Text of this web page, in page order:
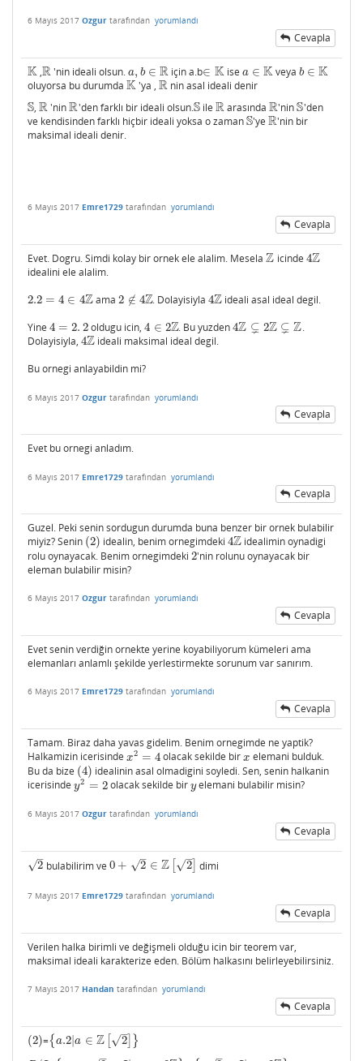
6 Mayıs 2017 Ozgur tarafından yorumlandı
Cevapla
K
K ,R
R 'nin ideali olsun.a, b ∈ R
a,b∈R için​ a.b∈ K
∈ K isea ∈ K
a∈K veyab ∈ K
b ∈K
oluyorsa bu durumda K
K 'ya ,R
R nin asal ideali denir
S
S,R
R 'ninR
R 'den farklı bir ideali olsun.S
Sile R
R arasındaR
R 'ninS
S'den
ve kendisinden farklı hiçbir ideali yoksa o zamanS
S'yeR
R 'nin bir
maksimal ideali denir.
6 Mayıs 2017 Emre1729 tarafından yorumlandı
Cevapla
Evet. Dogru. Simdi kolay bir ornek ele alalim. Mesela Z
Z icinde 4Z
4Z
idealini ele alalim.
2.2 = 4 ∈ 4Z
2.2=4∈4 Z ama2 ∉ 4Z
2 ∉4 Z . Dolayisiyla4Z
4Z ideali asal ideal degil.
Yine 4 = 2. 2
4 =2. 2 oldugu icin,4 ∈ 2Z
4 ∈2 Z . Bu yuzden4Z ⊊ 2Z ⊊ Z
4Z⊊2Z⊊Z
.
Dolayisiyla, 4Z
4Zideali maksimal ideal degil.
Bu ornegi anlayabildin mi?
6 Mayıs 2017 Ozgur tarafından yorumlandı
Cevapla
Evet bu ornegi anladım.
6 Mayıs 2017 Emre1729 tarafından yorumlandı
Cevapla
Guzel. Peki senin sordugun durumda buna benzer bir ornek bulabilir
miyiz? Senin (2)
(2) idealin, benim ornegimdeki4Z
4Z idealimin oynadigi
rolu oynayacak. Benim ornegimdeki 2
2'nin rolunu oynayacak bir
eleman bulabilir misin?
6 Mayıs 2017 Ozgur tarafından yorumlandı
Cevapla
Evet senin verdiğin ​ornekte yerine koyabiliyorum kümeleri ama
elemanları​ anlamlı şekilde yerlestirmekte sorunum var sanırım.
6 Mayıs 2017 Emre1729 tarafından yorumlandı
Cevapla
Tamam. Biraz daha yavas gidelim. Benim ornegimde ne yaptik?
Halkamizin icerisinde x2 = 4
x2= 4 olacak sekilde bir x
x elemani bulduk.
Bu da bize (4)
(4) idealinin asal olmadigini soyledi. Sen, senin halkanin
icerisinde y2 = 2
y2 2 olacak sekilde bir y
yelemani bulabilir misin?
6 Mayıs 2017 Ozgur tarafından yorumlandı
Cevapla
2
–
√
2 bulabilirim ve0 + 2
–
√ ∈ Z 2
–
√
0 +2 ∈Z[2 ] dimi
7 Mayıs 2017 Emre1729 tarafından yorumlandı
Cevapla
Verilen halka birimli ve değişmeli olduğu icin bir teorem var,
maksimal ideali karakterize eden. Bölüm halkasını belirleyebilirsiniz.
7 Mayıs 2017 Handan tarafından yorumlandı
Cevapla
(2)
(2) ={a.2 |a ∈ Z 2
–
√ ] }
{ a.2| a∈Z[ 2]}
– –